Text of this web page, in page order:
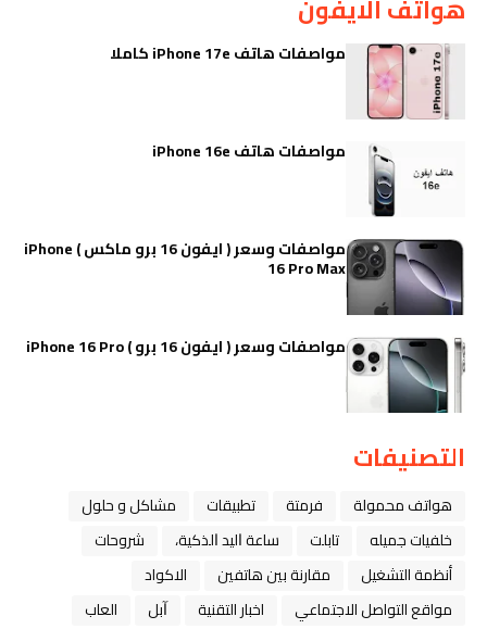
هواتف الايفون
مواصفات هاتف iPhone 17e كاملا
مواصفات هاتف iPhone 16e
مواصفات وسعر ( ايفون 16 برو ماكس ) iPhone
16 Pro Max
مواصفات وسعر ( ايفون 16 برو ) iPhone 16 Pro
التصنيفات
هواتف محمولة فرمتة تطبيقات
مشاكل و حلول
خلفيات جميله
تابلت ﺳﺎﻋﺔ ﺍﻟﻴﺪ ﺍﻟﺬﻛﻴﺔ،
شروحات
أنظمة التشغيل
مقارنة بين هاتفين
الاكواد
مواقع التواصل الاجتماعي
اخبار التقنية ﺁﺑﻞ
العاب